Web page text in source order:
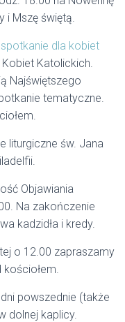
i Mszę świętą.
spotkanie dla kobiet
Katolickich.
Najświętszego
tematyczne.
liturgiczne św. Jana
Objawiania
Na zakończenie
kadzidła i kredy.
o 12.00 zapraszamy
powszednie (także
dolnej kaplicy.